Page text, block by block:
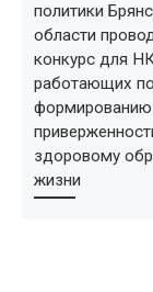
политики
области
конкурс для
работающих по
формированию
здоровому
жизни